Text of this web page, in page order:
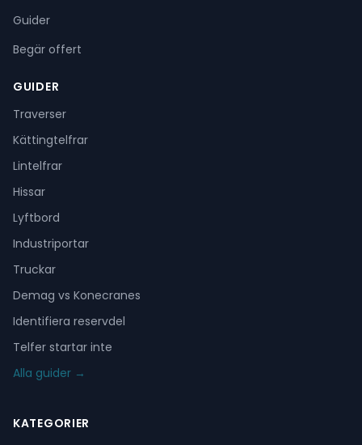
Guider
Begär offert
GUIDER
Traverser
Kättingtelfrar
Lintelfrar
Hissar
Lyftbord
Industriportar
Truckar
Demag vs Konecranes
Identifiera reservdel
Telfer startar inte
Alla guider →
KATEGORIER